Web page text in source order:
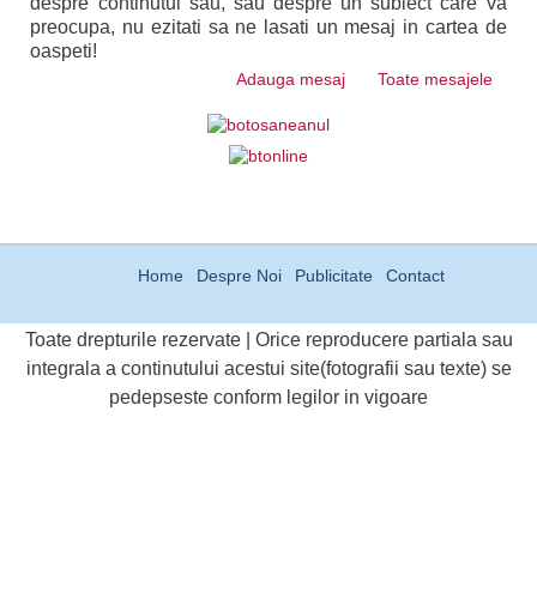
preocupa, nu ezitati sa ne lasati un mesaj in cartea de
oaspeti!
Adauga mesaj Toate mesajele
Home Despre Noi Publicitate Contact
Toate drepturile rezervate | Orice reproducere partiala sau
integrala a continutului acestui site(fotografii sau texte) se
pedepseste conform legilor in vigoare